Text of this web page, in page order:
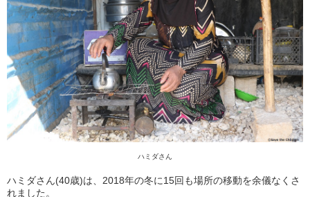
ハミダさん
ハミダさん(40歳)は、2018年の冬に15回も場所の移動を余儀なくさ
れました。